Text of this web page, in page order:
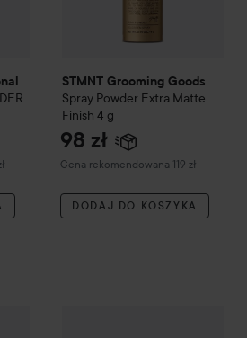
STMNT Grooming Goods
Spray Powder Extra Matte
Finish 4 g
98 zł
Cena rekomendowana 119 zł
Zalecana cena 119 zł
DODAJ DO KOSZYKA